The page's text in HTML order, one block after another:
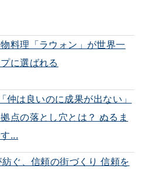
料理「ラウォン」が世界一
に選ばれる
仲は良いのに成果が出ない」
点の落とし穴とは？ ぬるま
...
ぐ、信頼の街づくり 信頼を